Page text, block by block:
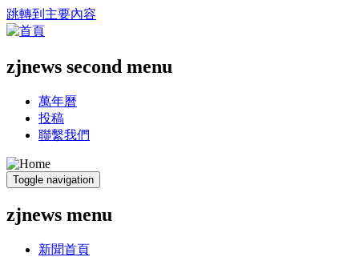
跳轉到主要內容
zjnews second menu
萬年曆
投稿
聯繫我們
Toggle navigation
zjnews menu
新聞首頁